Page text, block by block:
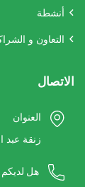
أنشطة
التعاون و
الاتصال
العنوان
27 زنقة
هل